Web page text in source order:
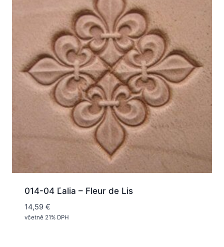
014-04 Ľalia – Fleur de Lis
14,59 €
včetně 21% DPH